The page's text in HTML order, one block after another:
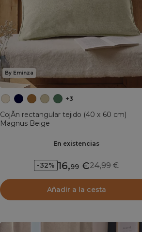
By Eminza
+3
CojÃ­n rectangular tejido (40 x 60 cm)
Magnus Beige
En existencias
-32% 16,99 24,99
Añadir a la cesta